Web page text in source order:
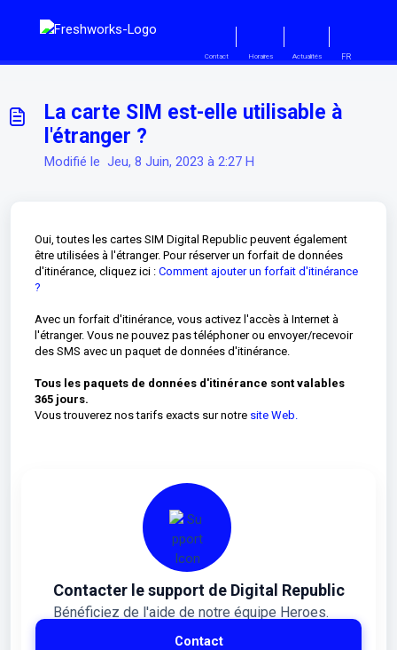
Contact Horaires Actualités FR
La carte SIM est-elle utilisable à
l'étranger ?
Modifié le Jeu, 8 Juin, 2023 à 2:27 H
Oui, toutes les cartes SIM Digital Republic peuvent également
être utilisées à l'étranger. Pour réserver un forfait de données
d'itinérance, cliquez ici : Comment ajouter un forfait d'itinérance
?
Avec un forfait d'itinérance, vous activez l'accès à Internet à
l'étranger. Vous ne pouvez pas téléphoner ou envoyer/recevoir
des SMS avec un paquet de données d'itinérance.
Tous les paquets de données d'itinérance sont valables
365 jours.
Vous trouverez nos tarifs exacts sur notre site Web.
Contacter le support de Digital Republic
Bénéficiez de l'aide de notre équipe Heroes.
Contact